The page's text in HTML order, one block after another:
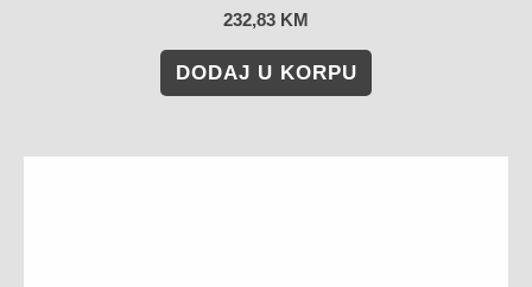
232,83 KM
DODAJ U KORPU